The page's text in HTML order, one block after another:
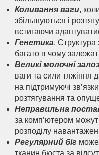
Коливання ваги,
збільшуються і
встигаючи
Генетика. Структура
багато в чому
Великі молочні
ваги та сили тяжіння
на підтримуючі
розтягування та
Неправильна
за комп’ютером
розподілу
Регулярний біг може
тканин бюста за